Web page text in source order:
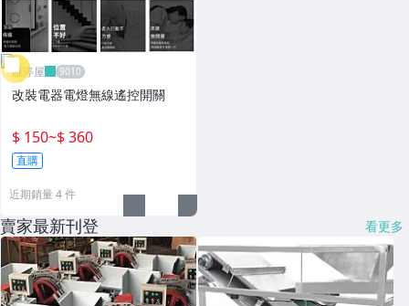
雁渟屋
改裝電器電燈無線遙控開關
$ 150~$ 360
直購
近期銷量 4 件
賣家最新刊登 看更多